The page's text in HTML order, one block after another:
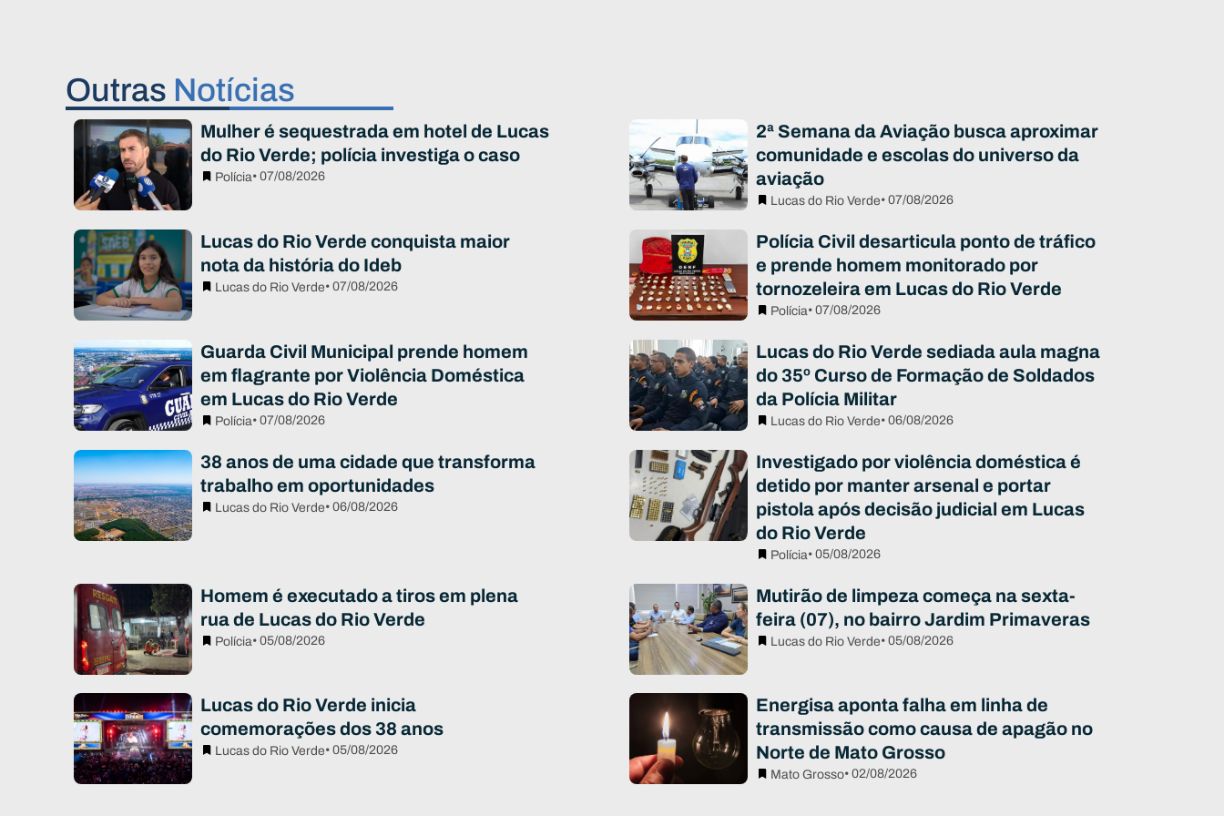
Outras Notícias
Mulher é sequestrada em hotel de Lucas
do Rio Verde; polícia investiga o caso
Polícia• 07/08/2026
2ª Semana da Aviação busca aproximar
comunidade e escolas do universo da
aviação
Lucas do Rio Verde• 07/08/2026
Lucas do Rio Verde conquista maior
nota da história do Ideb
Lucas do Rio Verde• 07/08/2026
Polícia Civil desarticula ponto de tráfico
e prende homem monitorado por
tornozeleira em Lucas do Rio Verde
Polícia• 07/08/2026
Guarda Civil Municipal prende homem
em flagrante por Violência Doméstica
em Lucas do Rio Verde
Polícia• 07/08/2026
Lucas do Rio Verde sediada aula magna
do 35º Curso de Formação de Soldados
da Polícia Militar
Lucas do Rio Verde• 06/08/2026
38 anos de uma cidade que transforma
trabalho em oportunidades
Lucas do Rio Verde• 06/08/2026
Investigado por violência doméstica é
detido por manter arsenal e portar
pistola após decisão judicial em Lucas
do Rio Verde
Polícia• 05/08/2026
Homem é executado a tiros em plena
rua de Lucas do Rio Verde
Polícia• 05/08/2026
Mutirão de limpeza começa na sexta-
feira (07), no bairro Jardim Primaveras
Lucas do Rio Verde• 05/08/2026
Lucas do Rio Verde inicia
comemorações dos 38 anos
Lucas do Rio Verde• 05/08/2026
Energisa aponta falha em linha de
transmissão como causa de apagão no
Norte de Mato Grosso
Mato Grosso• 02/08/2026